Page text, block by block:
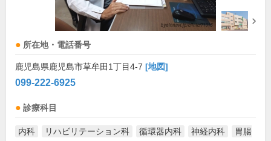
所在地・電話番号
鹿児島県鹿児島市草牟田1丁目4-7 [地図]
099-222-6925
診療科目
内科 リハビリテーション科 循環器内科 神経内科
胃腸